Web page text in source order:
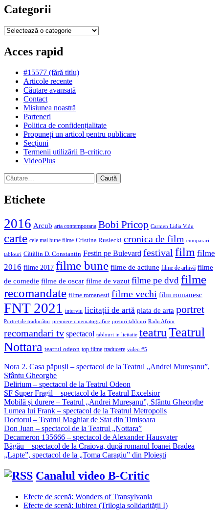
Categorii
Categorii
Acces rapid
#15577 (fără titlu)
Articole recente
Căutare avansată
Contact
Misiunea noastră
Parteneri
Politica de confidențialitate
Propuneți un articol pentru publicare
Secțiuni
Termenii utilizării B-critic.ro
VideoPlus
Caută
după:
Etichete
2016 Arcub arta contemporana Bobi Pricop Carmen Lidia Vidu
carte cele mai bune filme Cristina Rusiecki cronica de film cumparari
tablouri Cătălin D. Constantin Festin pe Bulevard festival film filme
2016 filme 2017 filme bune filme de actiune filme de arhivă filme
de comedie filme de oscar filme de vazut filme pe dvd filme
recomandate filme romanesti filme vechi film romanesc
FNT 2021 interviu licitații de artă piata de arta portret
Portret de traducător premiere cinematografice preturi tablouri Radu Afrim
recomandari tv spectacol tablouri in licitatie teatruTeatrul
Nottara teatrul odeon top filme traducere video #5
Nora 2. Casa păpușii – spectacol de la Teatrul „Andrei Mureșanu”,
Sfântu Gheorghe
Delirium – spectacol de la Teatrul Odeon
SF Super Fragil – spectacol de la Teatrul Excelsior
Mobilă și durere – Teatrul „Andrei Mureșanu”, Sfântu Gheorghe
Lumea lui Frank – spectacol de la Teatrul Metropolis
Doctorul – Teatrul Maghiar de Stat din Timișoara
Don Juan – spectacol de la Teatrul „Nottara”
Decameron 135666 – spectacol de Alexander Hausvater
Băgău – spectacol de la Craiova, după romanul Ioanei Bradea
„Lapte”, spectacol de la „Toma Caragiu” din Ploiești
Canalul video B-Critic
Efecte de scenă: Wonders of Transylvania
Efecte de scenă: Iubirea (Trilogia solidarității I)